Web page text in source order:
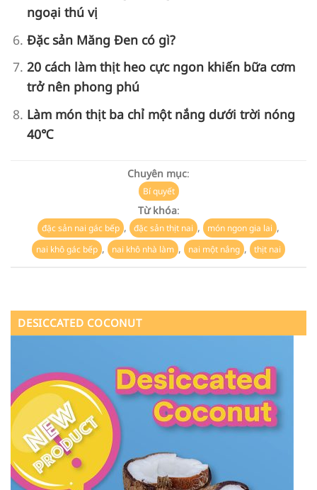
ngoại thú vị
Đặc sản Măng Đen có gì?
20 cách làm thịt heo cực ngon khiến bữa cơm
trở nên phong phú
Làm món thịt ba chỉ một nắng dưới trời nóng
40℃
Chuyên mục:
Bí quyết
Từ khóa:
đặc sản nai gác bếp , đặc sản thịt nai , món ngon gia lai ,
nai khô gác bếp , nai khô nhà làm , nai một nắng , thịt nai
DESICCATED COCONUT